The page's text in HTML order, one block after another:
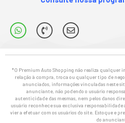
*O Premium Auto Shopping não realiza qualquer
relação à compra, troca ou qualquer tipo de
anunciados, informações vinculadas neste
anunciante, não podendo o usuário
autenticidade das mesmas, nem pelos danos
usuário reconhece sua exclusiva responsabilidade
vier a efetuar com os usuários do site. Estoque e
do